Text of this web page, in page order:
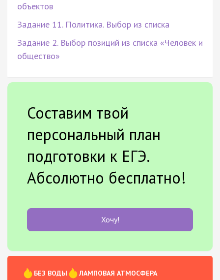
объектов
Задание 11. Политика. Выбор из списка
Задание 2. Выбор позиций из списка «Человек и
общество»
Составим твой
персональный план
подготовки к ЕГЭ.
Абсолютно бесплатно!
Хочу!
БЕЗ ВОДЫ ЛАМПОВАЯ АТМОСФЕРА